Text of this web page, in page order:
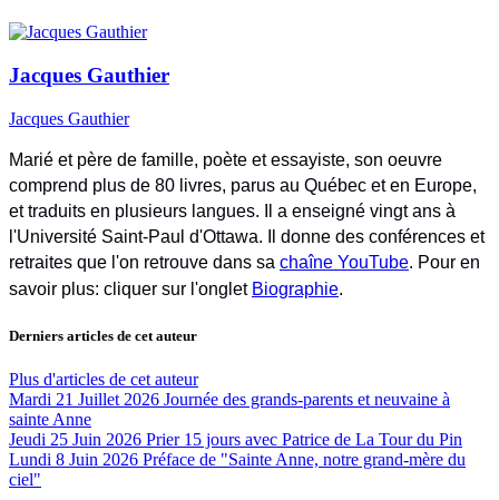
Jacques Gauthier
Jacques Gauthier
Marié et père de famille, poète et essayiste, son oeuvre
comprend plus de 80 livres, parus au Québec et en Europe,
et traduits en plusieurs langues. Il a enseigné vingt ans à
l'Université Saint-Paul d'Ottawa. Il donne des conférences et
retraites que l'on retrouve dans sa chaîne YouTube. Pour en
savoir plus: cliquer sur l'onglet Biographie.
Derniers articles de cet auteur
Plus d'articles de cet auteur
Mardi 21 Juillet 2026 Journée des grands-parents et neuvaine à
sainte Anne
Jeudi 25 Juin 2026 Prier 15 jours avec Patrice de La Tour du Pin
Lundi 8 Juin 2026 Préface de "Sainte Anne, notre grand-mère du
ciel"